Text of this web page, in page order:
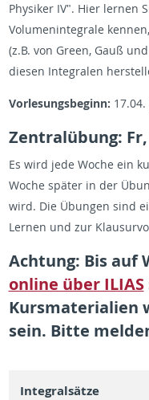
Physiker IV". Hier lernen
Volumenintegrale
(z.B. von Green, Gauß
diesen Integralen
Vorlesungsbeginn:
Zentralübung: Fr,
Es wird jede Woche ein
Woche später in der
wird. Die Übungen sind
Lernen und zur
Achtung: Bis auf
online über ILIAS
Kursmaterialien
sein. Bitte
Integralsätze